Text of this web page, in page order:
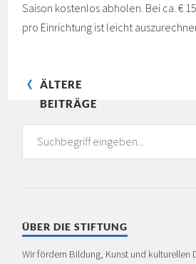
Saison kostenlos abholen. Bei ca. €
pro Einrichtung ist leicht
ÄLTERE
BEITRÄGE
ÜBER DIE STIFTUNG
Wir fördern Bildung, Kunst und kulturellen